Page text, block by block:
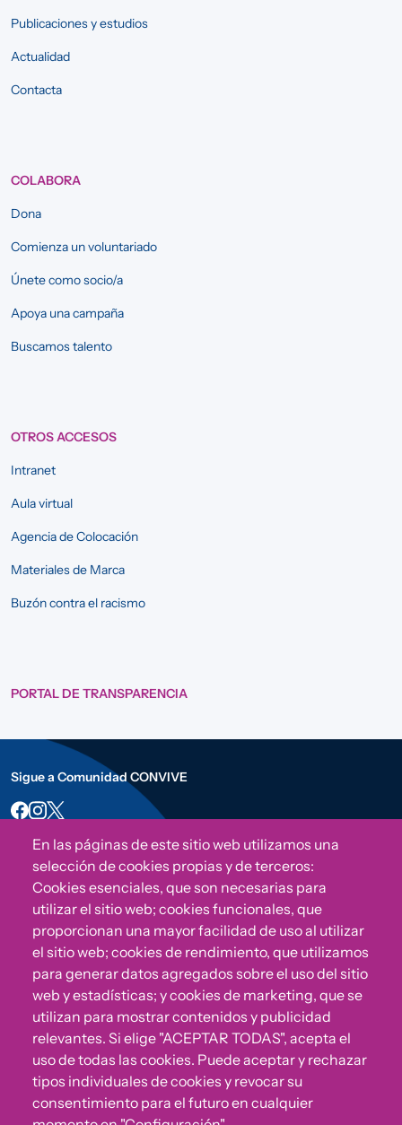
Publicaciones y estudios
Actualidad
Contacta
COLABORA
Dona
Comienza un voluntariado
Únete como socio/a
Apoya una campaña
Buscamos talento
OTROS ACCESOS
Intranet
Aula virtual
Agencia de Colocación
Materiales de Marca
Buzón contra el racismo
PORTAL DE TRANSPARENCIA
Sigue a Comunidad CONVIVE
¿Algo no va bien?
Puedes reportar incumplimientos del Código Ético u
otras irregularidades que detectes en nuestra Fundación.
Canal de denuncias
En las páginas de este sitio web utilizamos una
selección de cookies propias y de terceros:
Cookies esenciales, que son necesarias para
utilizar el sitio web; cookies funcionales, que
proporcionan una mayor facilidad de uso al utilizar
el sitio web; cookies de rendimiento, que utilizamos
para generar datos agregados sobre el uso del sitio
web y estadísticas; y cookies de marketing, que se
utilizan para mostrar contenidos y publicidad
relevantes. Si elige "ACEPTAR TODAS", acepta el
uso de todas las cookies. Puede aceptar y rechazar
tipos individuales de cookies y revocar su
consentimiento para el futuro en cualquier